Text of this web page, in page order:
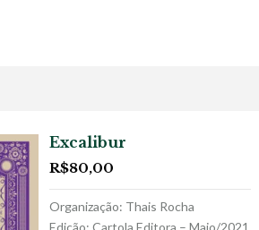
Excalibur
R$80,00
Organização: Thais Rocha
Edição: Cartola Editora – Maio/2021